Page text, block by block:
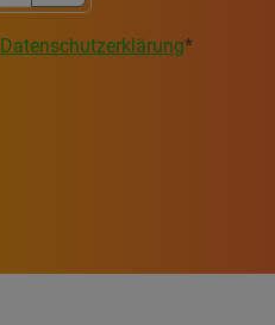
Datenschutzerklärung*